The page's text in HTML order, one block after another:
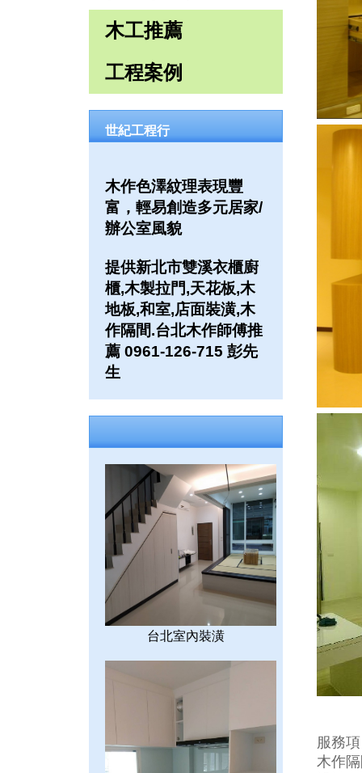
木工推薦
工程案例
世紀工程行
木作色澤紋理表現豐
富，輕易創造多元居家/
辦公室風貌
提供新北市雙溪衣櫃廚
櫃,木製拉門,天花板,木
地板,和室,店面裝潢,木
作隔間.台北木作師傅推
薦 0961-126-715 彭先
生
台北室內裝潢
服務
木作